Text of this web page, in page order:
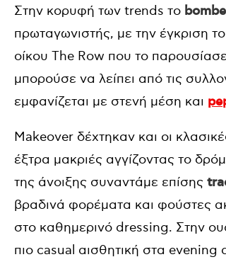
Στην κορυφή των trends το
πρωταγωνιστής, με την έγκριση
οίκου The Row που το
μπορούσε να λείπει από τις
εμφανίζεται με στενή μέση και
Makeover δέχτηκαν και οι
έξτρα μακριές αγγίζοντας το
της άνοιξης συναντάμε επίσης
βραδινά φορέματα και φούστες
στο καθημερινό dressing. Στην
πιο casual αισθητική στα evening